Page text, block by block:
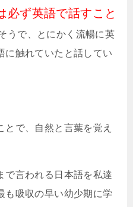
必ず英語で話すこと
うで、とにかく流暢に英
に触れていたと話してい
で、自然と言葉を覚え
で言われる日本語を私達
も吸収の早い幼少期に学